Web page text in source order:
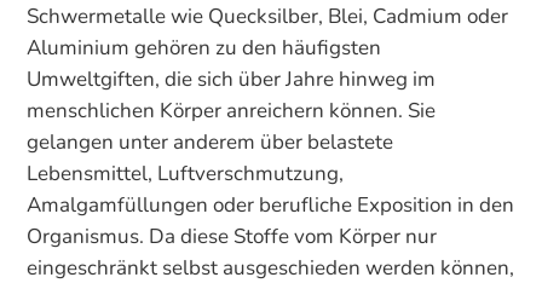
Schwermetalle wie Quecksilber, Blei, Cadmium oder
Aluminium gehören zu den häufigsten
Umweltgiften, die sich über Jahre hinweg im
menschlichen Körper anreichern können. Sie
gelangen unter anderem über belastete
Lebensmittel, Luftverschmutzung,
Amalgamfüllungen oder berufliche Exposition in den
Organismus. Da diese Stoffe vom Körper nur
eingeschränkt selbst ausgeschieden werden können,